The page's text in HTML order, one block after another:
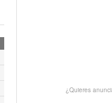
¿Quieres